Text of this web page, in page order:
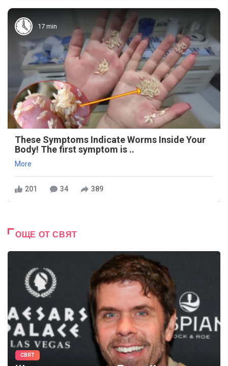
17 min
These Symptoms Indicate Worms Inside Your
Body! The first symptom is ..
More
201 34 389
ОЩЕ ОТ СВЯТ
СВЯТ